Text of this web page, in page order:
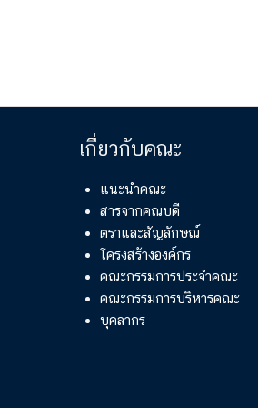
เกี่ยวกับคณะ
แนะนำคณะ
สารจากคณบดี
ตราและสัญลักษณ์
โครงสร้างองค์กร
คณะกรรมการประจำคณะ
คณะกรรมการบริหารคณะ
บุคลากร